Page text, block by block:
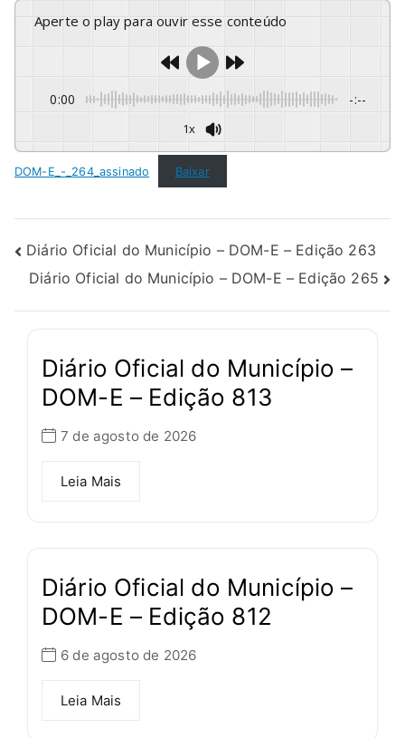
Aperte o play para ouvir esse conteúdo
0:00 -:--
1x
DOM-E_-_264_assinado Baixar
Diário Oficial do Município – DOM-E – Edição 263
Diário Oficial do Município – DOM-E – Edição 265
Diário Oficial do Município –
DOM-E – Edição 813
7 de agosto de 2026
Leia Mais
Diário Oficial do Município –
DOM-E – Edição 812
6 de agosto de 2026
Leia Mais